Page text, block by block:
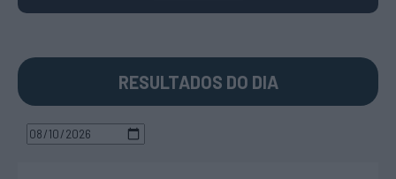
RESULTADOS DO DIA